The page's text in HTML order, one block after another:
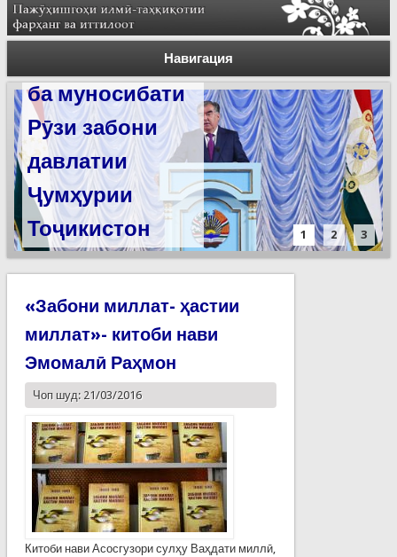
Навигация
Силсилаи
ёдгориҳои роҳи
абрешим барои
сабт дар
феҳристи
ЮНЕСКО омода
мешаванд
1 2 3
«Забони миллат- ҳастии
миллат»- китоби нави
Эмомалӣ Раҳмон
Чоп шуд: 21/03/2016
Китоби нави Асосгузори сулҳу Ваҳдати миллӣ,